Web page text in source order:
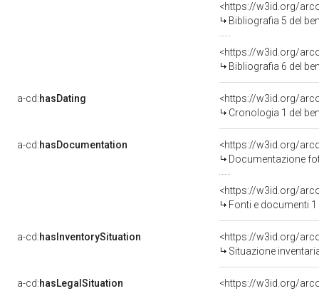
<https://w3id.org/
Bibliografia 5 del
<https://w3id.org/
Bibliografia 6 del
a-cd:hasDating
<https://w3id.org/
Cronologia 1 del
a-cd:hasDocumentation
Documentazione
<https://w3id.org/
Fonti e documenti
a-cd:hasInventorySituation
<https://w3id.org/
Situazione
a-cd:hasLegalSituation